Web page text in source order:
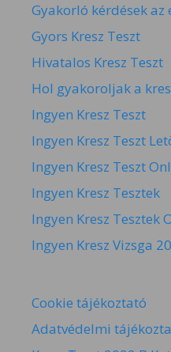
Gyakorló kérdések az
Gyors Kresz Teszt
Hivatalos Kresz Teszt
Hol gyakoroljak a
Ingyen Kresz Teszt
Ingyen Kresz Teszt
Ingyen Kresz Teszt
Ingyen Kresz Tesztek
Ingyen Kresz Tesztek
Ingyen Kresz Vizsga
Cookie tájékoztató
Adatvédelmi